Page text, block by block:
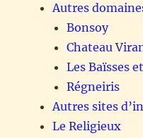
Autres
Bonsoy
Chateau
Les Baïsses
Régneiris
Autres sites
Le Religieux